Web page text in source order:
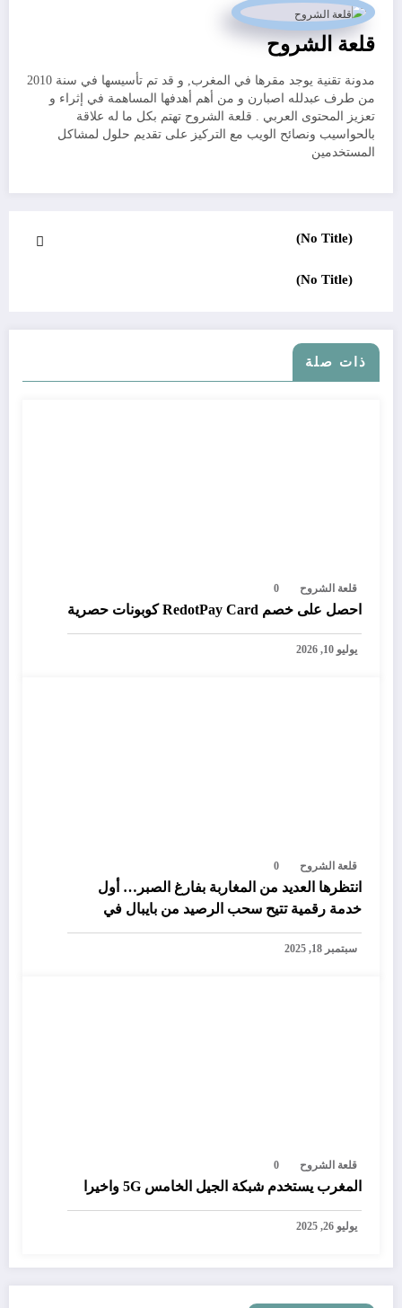
قلعة الشروح
مدونة تقنية يوجد مقرها في المغرب, و قد تم تأسيسها في سنة 2010
من طرف عبدلله اصبارن و من أهم أهدفها المساهمة في إثراء و
تعزيز المحتوى العربي . قلعة الشروح تهتم بكل ما له علاقة
بالحواسيب ونصائح الويب مع التركيز على تقديم حلول لمشاكل
المستخدمين
(No Title)
(No Title)
ذات صلة
قلعة الشروح 0
احصل على خصم RedotPay Card كوبونات حصرية
يوليو 10, 2026
قلعة الشروح 0
انتظرها العديد من المغاربة بفارغ الصبر… أول
خدمة رقمية تتيح سحب الرصيد من بايبال في
المغرب
سبتمبر 18, 2025
قلعة الشروح 0
المغرب يستخدم شبكة الجيل الخامس 5G واخيرا
يوليو 26, 2025